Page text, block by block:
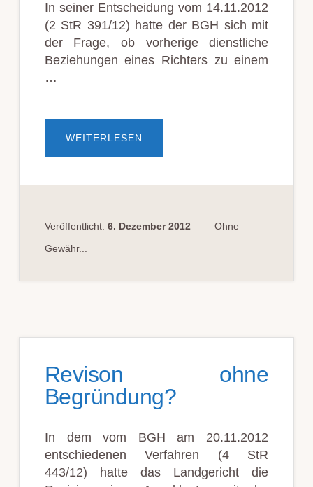
In seiner Entscheidung vom 14.11.2012
(2 StR 391/12) hatte der BGH sich mit
der Frage, ob vorherige dienstliche
Beziehungen eines Richters zu einem
…
WEITERLESEN
EINES
Veröffentlicht: 6. Dezember 2012
Ohne
Gewähr...
Revison ohne
Begründung?
In dem vom BGH am 20.11.2012
entschiedenen Verfahren (4 StR
443/12) hatte das Landgericht die